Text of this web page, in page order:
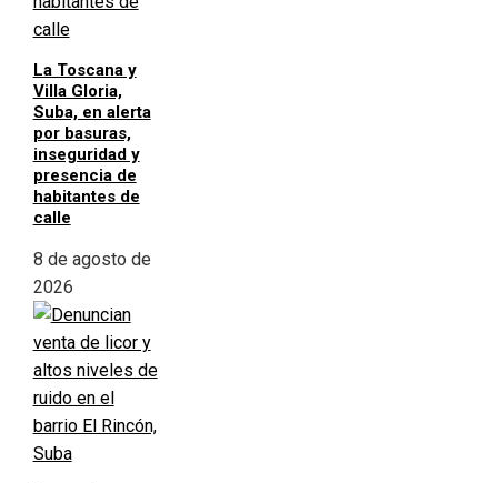
La Toscana y
Villa Gloria,
Suba, en alerta
por basuras,
inseguridad y
presencia de
habitantes de
calle
8 de agosto de
2026